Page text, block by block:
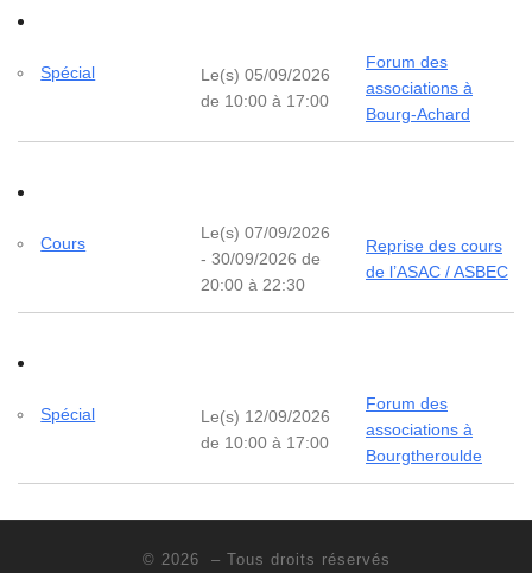
Spécial
Le(s) 05/09/2026
de 10:00 à 17:00
Forum des
associations à
Bourg-Achard
Cours
Le(s) 07/09/2026
- 30/09/2026 de
20:00 à 22:30
Reprise des cours
de l’ASAC / ASBEC
Spécial
Le(s) 12/09/2026
de 10:00 à 17:00
Forum des
associations à
Bourgtheroulde
© 2026 – Tous droits réservés